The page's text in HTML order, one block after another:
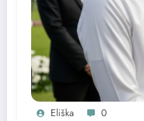
Eliška 0